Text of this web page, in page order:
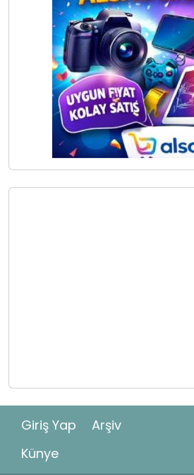
Giriş Yap
Arşiv
Künye